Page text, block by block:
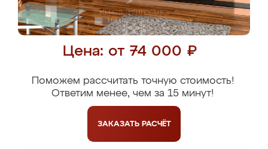
Цена: от 74 000 ₽
Поможем рассчитать точную стоимость!
Ответим менее, чем за 15 минут!
ЗАКАЗАТЬ РАСЧЁТ